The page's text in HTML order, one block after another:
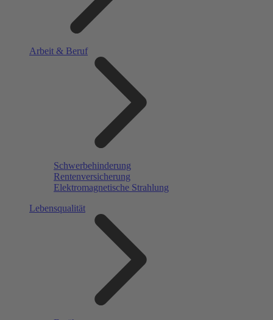
Arbeit & Beruf
Schwerbehinderung
Rentenversicherung
Elektromagnetische Strahlung
Lebensqualität